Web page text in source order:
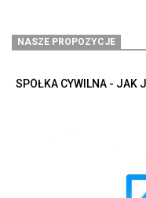
NASZE PROPOZYCJE
SPÓŁKA CYWILNA - JAK